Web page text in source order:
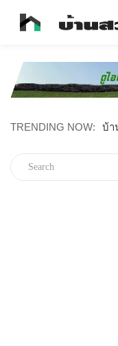
TRENDING NOW: บ้า